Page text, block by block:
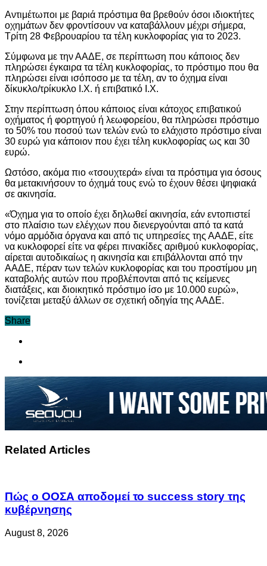
Αντιμέτωποι με βαριά πρόστιμα θα βρεθούν όσοι ιδιοκτήτες
οχημάτων δεν φροντίσουν να καταβάλλουν μέχρι σήμερα,
Τρίτη 28 Φεβρουαρίου τα τέλη κυκλοφορίας για το 2023.
Σύμφωνα με την ΑΑΔΕ, σε περίπτωση που κάποιος δεν
πληρώσει έγκαιρα τα τέλη κυκλοφορίας, το πρόστιμο που θα
πληρώσει είναι ισόποσο με τα τέλη, αν το όχημα είναι
δίκυκλο/τρίκυκλο Ι.Χ. ή επιβατικό Ι.Χ.
Στην περίπτωση όπου κάποιος είναι κάτοχος επιβατικού
οχήματος ή φορτηγού ή λεωφορείου, θα πληρώσει πρόστιμο
το 50% του ποσού των τελών ενώ το ελάχιστο πρόστιμο είναι
30 ευρώ για κάποιον που έχει τέλη κυκλοφορίας ως και 30
ευρώ.
Ωστόσο, ακόμα πιο «τσουχτερά» είναι τα πρόστιμα για όσους
θα μετακινήσουν το όχημά τους ενώ το έχουν θέσει ψηφιακά
σε ακινησία.
«Όχημα για το οποίο έχει δηλωθεί ακινησία, εάν εντοπιστεί
στο πλαίσιο των ελέγχων που διενεργούνται από τα κατά
νόμο αρμόδια όργανα και από τις υπηρεσίες της ΑΑΔΕ, είτε
να κυκλοφορεί είτε να φέρει πινακίδες αριθμού κυκλοφορίας,
αίρεται αυτοδικαίως η ακινησία και επιβάλλονται από την
ΑΑΔΕ, πέραν των τελών κυκλοφορίας και του προστίμου μη
καταβολής αυτών που προβλέπονται από τις κείμενες
διατάξεις, και διοικητικό πρόστιμο ίσο με 10.000 ευρώ»,
τονίζεται μεταξύ άλλων σε σχετική οδηγία της ΑΑΔΕ.
Share
Related Articles
Πώς ο ΟΟΣΑ αποδομεί το success story της
κυβέρνησης
August 8, 2026